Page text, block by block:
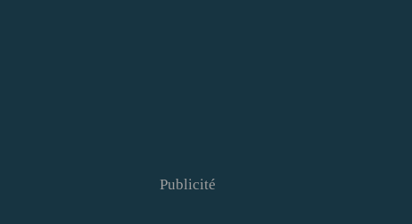
Publicité